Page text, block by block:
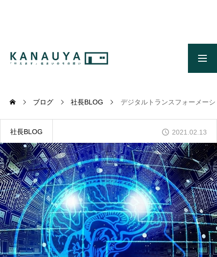
施工事例
ONLINE MODEL HOUSE
オンライン展示場
WORKS
施工事例
GALLERY
かなう家が設計施工した住まいの写真
ブログ 社長BLOG デジタルトランスフォーメー
社長BLOG 2021.02.13